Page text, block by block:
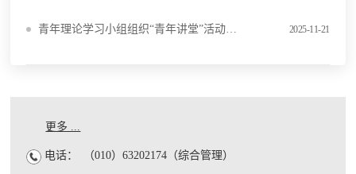
青年理论学习小组组织“青年讲堂”活动（一） 2025-11-21
更多 ...
电话： （010）63202174（综合管理）